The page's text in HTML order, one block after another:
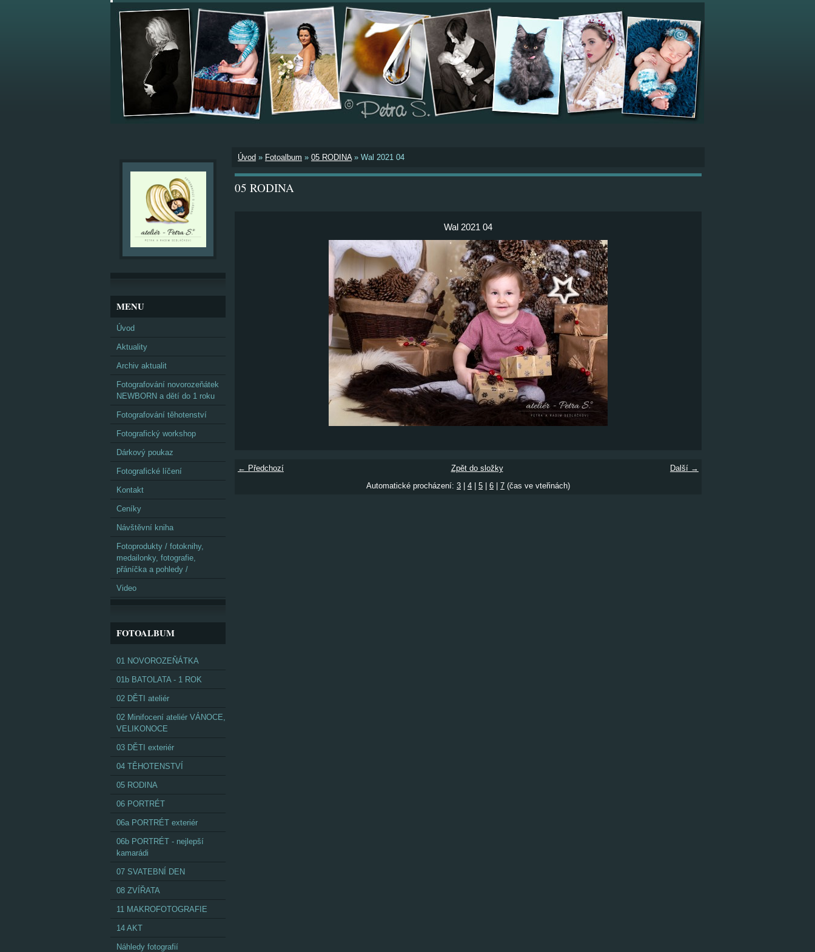
Úvod » Fotoalbum » 05 RODINA» Wal 2021 04
05 RODINA
Wal 2021 04
← Předchozí Další →
Zpět do složky
Automatické procházení: 3 4 5 6 7 (čas ve vteřinách)
MENU
Úvod
Aktuality
Archiv aktualit
Fotografování novorozeňátek
NEWBORN a dětí do 1 roku
Fotografování těhotenství
Fotografický workshop
Dárkový poukaz
Fotografické líčení
Kontakt
Ceníky
Návštěvní kniha
Fotoprodukty / fotoknihy,
medailonky, fotografie,
přáníčka a pohledy /
Video
FOTOALBUM
01 NOVOROZEŇÁTKA
01b BATOLATA - 1 ROK
02 DĚTI ateliér
02 Minifocení ateliér VÁNOCE,
VELIKONOCE
03 DĚTI exteriér
04 TĚHOTENSTVÍ
05 RODINA
06 PORTRÉT
06a PORTRÉT exteriér
06b PORTRÉT - nejlepší
kamarádi
07 SVATEBNÍ DEN
08 ZVÍŘATA
11 MAKROFOTOGRAFIE
14 AKT
Náhledy fotografií